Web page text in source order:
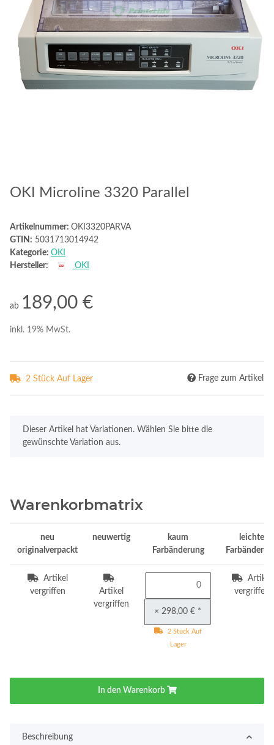
OKI Microline 3320 Parallel
Artikelnummer: OKI3320PARVA
GTIN: 5031713014942
Kategorie: OKI
Hersteller:
OKI
ab 189,00 €
inkl. 19% MwSt.
2 Stück Auf Lager Frage zum Artikel
xDieser Artikel hat Variationen. Wählen Sie bitte die
gewünschte Variation aus.
Warenkorbmatrix
neu
originalverpackt
neuwertig
kaum
Farbänderung
leichte
Artikel
vergriffen
Artikel
vergriffen
× 298,00 € *
2 Stück Auf
Lager
Artikel
vergriffen
In den Warenkorb
Beschreibung